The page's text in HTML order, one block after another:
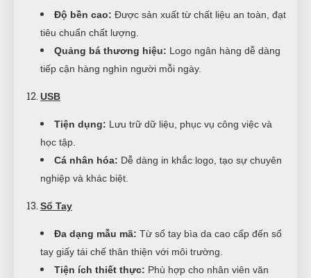
Độ bền cao: Được sản xuất từ chất liệu an toàn, đạt
tiêu chuẩn chất lượng.
Quảng bá thương hiệu: Logo ngân hàng dễ dàng
tiếp cận hàng nghìn người mỗi ngày.
USB
Tiện dụng: Lưu trữ dữ liệu, phục vụ công việc và
học tập.
Cá nhân hóa: Dễ dàng in khắc logo, tạo sự chuyên
nghiệp và khác biệt.
Sổ Tay
Đa dạng mẫu mã: Từ sổ tay bìa da cao cấp đến sổ
tay giấy tái chế thân thiện với môi trường.
Tiện ích thiết thực: Phù hợp cho nhân viên văn